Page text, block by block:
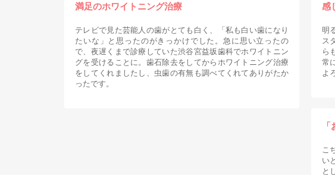
満足のホワイトニング治療
テレビで見た芸能人の歯がとても白く、「私も白い歯になり
たいな」と思ったのがきっかけでした。急に思い立ったの
で、夜遅くまで診療していた渋谷宮益坂歯科でホワイトニン
グを受けることに。歯石除去をしてからホワイトニング治療
をしてくれましたし、虫歯の有無も調べてくれてありがたか
ったです。
感
明
ス
ら
常
よ
こ
い
と